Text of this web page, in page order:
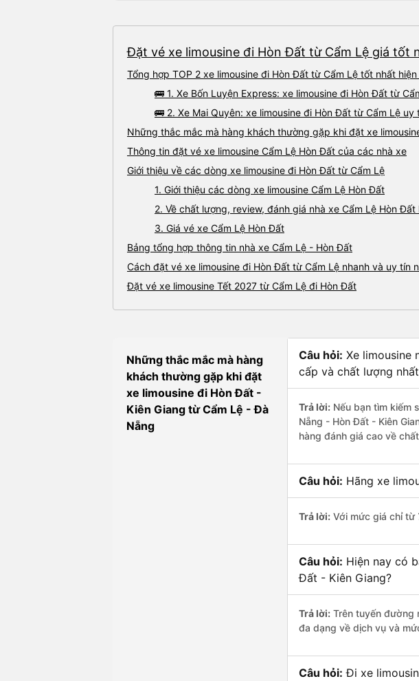
Đặt vé xe limousine đi Hòn Đất từ Cẩm Lệ giá tốt
Tổng hợp TOP 2 xe limousine đi Hòn Đất từ Cẩm Lệ tốt nhất
🚌 1. Xe Bốn Luyện Express: xe limousine đi Hòn Đất từ
🚌 2. Xe Mai Quyên: xe limousine đi Hòn Đất từ Cẩm Lệ uy
Những thắc mắc mà hàng khách thường gặp khi đặt xe
Thông tin đặt vé xe limousine Cẩm Lệ Hòn Đất của các nhà xe
Giới thiệu về các dòng xe limousine đi Hòn Đất từ Cẩm Lệ
1. Giới thiệu các dòng xe limousine Cẩm Lệ Hòn Đất
2. Về chất lượng, review, đánh giá nhà xe Cẩm Lệ Hòn Đất
3. Giá vé xe Cẩm Lệ Hòn Đất
Bảng tổng hợp thông tin nhà xe Cẩm Lệ - Hòn Đất
Cách đặt vé xe limousine đi Hòn Đất từ Cẩm Lệ nhanh và uy tín
Đặt vé xe limousine Tết 2027 từ Cẩm Lệ đi Hòn Đất
Những thắc mắc mà hàng
khách thường gặp khi đặt
xe limousine đi Hòn Đất -
Kiên Giang từ Cẩm Lệ - Đà
Nẵng
Câu hỏi: Xe limousine
cấp và chất lượng
Trả lời: Nếu bạn tìm kiếm
Nẵng - Hòn Đất - Kiên
hàng đánh giá cao về
Câu hỏi: Hãng xe
Trả lời: Với mức giá chỉ từ
Câu hỏi: Hiện nay có
Đất - Kiên Giang?
Trả lời: Trên tuyến đường
đa dạng về dịch vụ và
Câu hỏi: Đi xe